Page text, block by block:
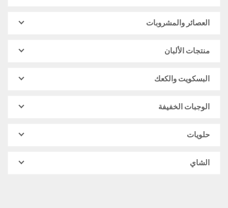
العصائر والمشروبات
منتجات الألبان
البسكويت والكعك
الوجبات الخفيفة
حلويات
الشاي